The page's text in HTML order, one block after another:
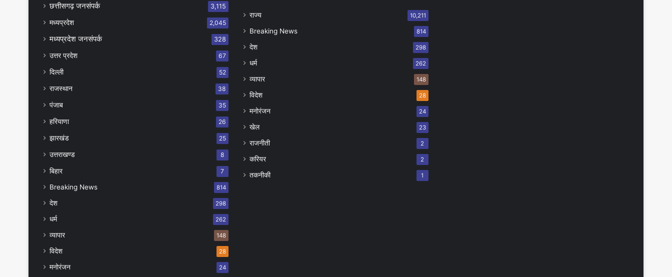
छत्तीसगढ़ जनसंपर्क 3,115
मध्यप्रदेश 2,045
मध्यप्रदेश जनसंपर्क 328
उत्तर प्रदेश 67
दिल्ली 52
राजस्थान 38
पंजाब 35
हरियाणा 26
झारखंड 25
उत्तराखण्ड 8
बिहार 7
Breaking News 814
देश 298
धर्म 262
व्यापार 148
विदेश 28
मनोरंजन 24
राज्य 10,211
Breaking News 814
देश 298
धर्म 262
व्यापार 148
विदेश 28
मनोरंजन 24
खेल 23
राजनीती 2
करियर 2
तकनीकी 1